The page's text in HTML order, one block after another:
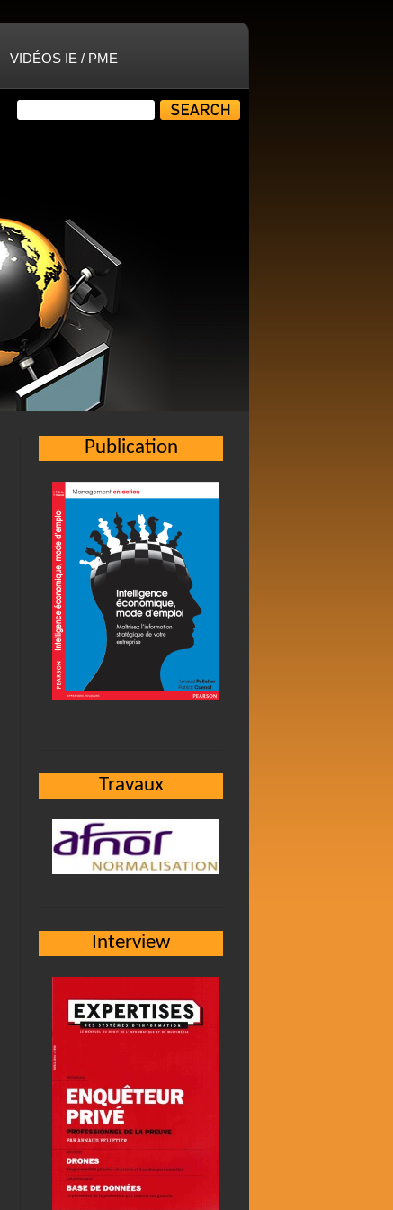
VIDÉOS IE / PME
Publication
Travaux
Interview